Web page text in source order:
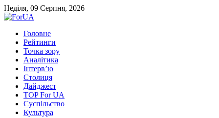
Неділя, 09 Серпня, 2026
Головне
Рейтинги
Точка зору
Аналітика
Інтерв’ю
Столиця
Дайджест
TOP For UA
Суспiльство
Культура